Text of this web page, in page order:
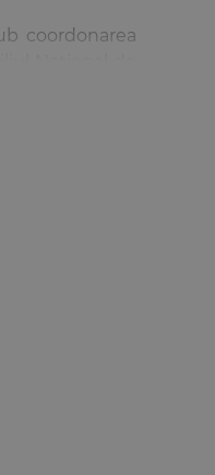
coordonarea
National de